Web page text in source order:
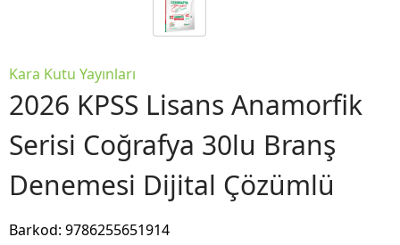
Kara Kutu Yayınları
2026 KPSS Lisans Anamorfik
Serisi Coğrafya 30lu Branş
Denemesi Dijital Çözümlü
Barkod: 9786255651914